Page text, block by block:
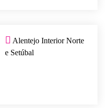
Alentejo Interior Norte
e Setúbal